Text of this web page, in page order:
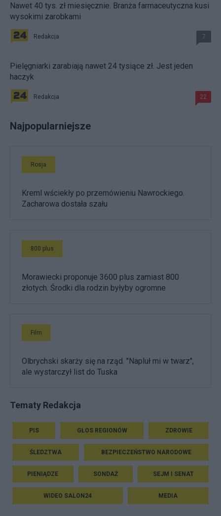
Nawet 40 tys. zł miesięcznie. Branża farmaceutyczna kusi
wysokimi zarobkami
Redakcja 7
Pielęgniarki zarabiają nawet 24 tysiące zł. Jest jeden
haczyk
Redakcja 22
Najpopularniejsze
Rosja
Kreml wściekły po przemówieniu Nawrockiego.
Zacharowa dostała szału
800 plus
Morawiecki proponuje 3600 plus zamiast 800
złotych. Środki dla rodzin byłyby ogromne
Film
Olbrychski skarży się na rząd. "Napluł mi w twarz",
ale wystarczył list do Tuska
Tematy Redakcja
PIS GŁOS REGIONÓW ZDROWIE
ŚLEDZTWA BEZPIECZEŃSTWO NARODOWE
PIENIĄDZE SONDAŻ SEJM I SENAT
WIDEO SALON24 MEDIA